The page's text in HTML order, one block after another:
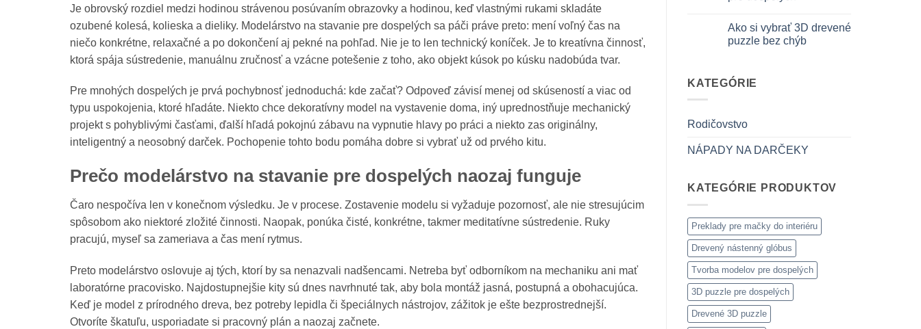
Je obrovský rozdiel medzi hodinou strávenou posúvaním obrazovky a hodinou, keď vlastnými rukami skladáte
ozubené kolesá, kolieska a dieliky. Modelárstvo na stavanie pre dospelých sa páči práve preto: mení voľný čas na
niečo konkrétne, relaxačné a po dokončení aj pekné na pohľad. Nie je to len technický koníček. Je to kreatívna činnosť,
ktorá spája sústredenie, manuálnu zručnosť a vzácne potešenie z toho, ako objekt kúsok po kúsku nadobúda tvar.
Pre mnohých dospelých je prvá pochybnosť jednoduchá: kde začať? Odpoveď závisí menej od skúseností a viac od
typu uspokojenia, ktoré hľadáte. Niekto chce dekoratívny model na vystavenie doma, iný uprednostňuje mechanický
projekt s pohyblivými časťami, ďalší hľadá pokojnú zábavu na vypnutie hlavy po práci a niekto zas originálny,
inteligentný a neosobný darček. Pochopenie tohto bodu pomáha dobre si vybrať už od prvého kitu.
Prečo modelárstvo na stavanie pre dospelých naozaj funguje
Čaro nespočíva len v konečnom výsledku. Je v procese. Zostavenie modelu si vyžaduje pozornosť, ale nie stresujúcim
spôsobom ako niektoré zložité činnosti. Naopak, ponúka čisté, konkrétne, takmer meditatívne sústredenie. Ruky
pracujú, myseľ sa zameriava a čas mení rytmus.
Preto modelárstvo oslovuje aj tých, ktorí by sa nenazvali nadšencami. Netreba byť odborníkom na mechaniku ani mať
laboratórne pracovisko. Najdostupnejšie kity sú dnes navrhnuté tak, aby bola montáž jasná, postupná a obohacujúca.
Keď je model z prírodného dreva, bez potreby lepidla či špeciálnych nástrojov, zážitok je ešte bezprostrednejší.
Otvoríte škatuľu, usporiadate si pracovný plán a naozaj začnete.
di
8
anni
idee
originali
na
iniziare
Ako si vybrať 3D drevené
puzzle bez chýb
Come
scegliere
senza
KATEGÓRIE
Rodičovstvo
NÁPADY NA DARČEKY
KATEGÓRIE PRODUKTOV
Preklady pre mačky do interiéru
Drevený nástenný glóbus
Tvorba modelov pre dospelých
3D puzzle pre dospelých
Drevené 3D puzzle